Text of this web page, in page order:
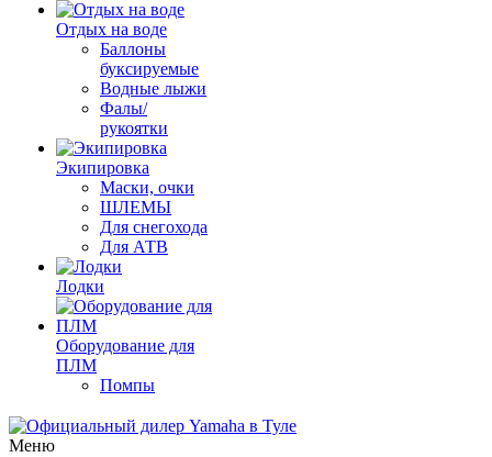
Отдых на воде
Баллоны
буксируемые
Водные лыжи
Фалы/
рукоятки
Экипировка
Маски, очки
ШЛЕМЫ
Для снегохода
Для АТВ
Лодки
Оборудование для
ПЛМ
Помпы
Меню